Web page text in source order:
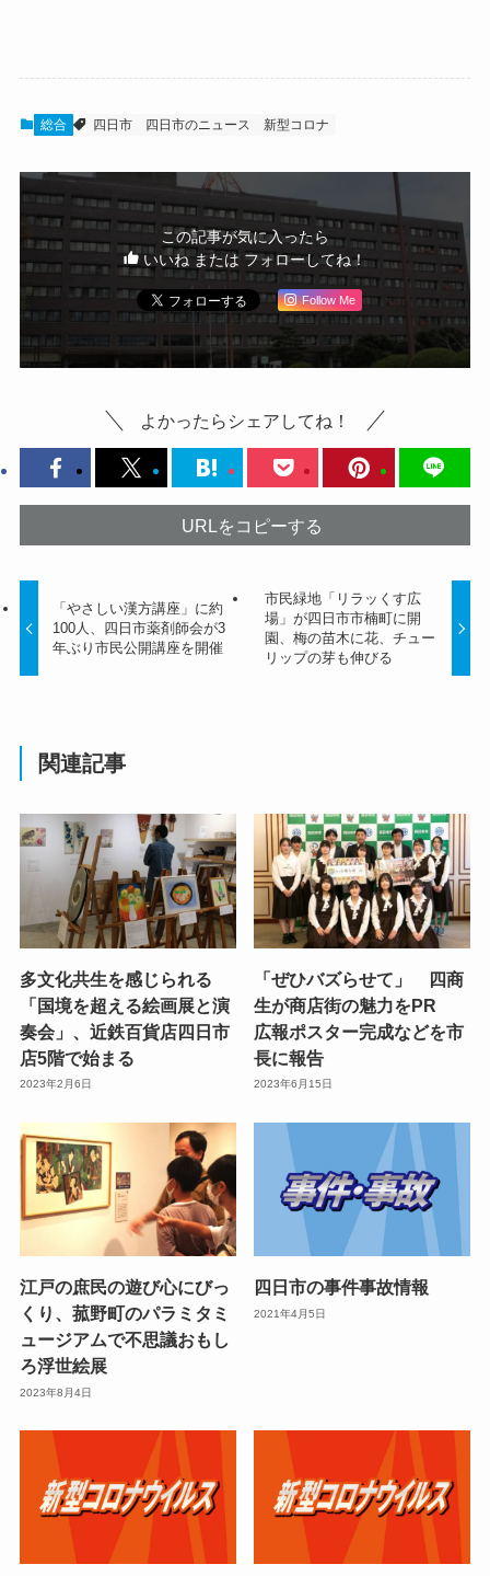
総合 四日市 四日市のニュース 新型コロナ
この記事が気に入ったら
いいね または フォローしてね！
Follow Me
よかったらシェアしてね！
URLをコピーする
「やさしい漢方講座」に約
100人、四日市薬剤師会が3
年ぶり市民公開講座を開催
市民緑地「リラッくす広
場」が四日市市楠町に開
園、梅の苗木に花、チュー
リップの芽も伸びる
関連記事
多文化共生を感じられる
「国境を超える絵画展と演
奏会」、近鉄百貨店四日市
店5階で始まる
2023年2月6日
「ぜひバズらせて」 四商
生が商店街の魅力をPR
広報ポスター完成などを市
長に報告
2023年6月15日
江戸の庶民の遊び心にびっ
くり、菰野町のパラミタミ
ュージアムで不思議おもし
ろ浮世絵展
2023年8月4日
四日市の事件事故情報
2021年4月5日